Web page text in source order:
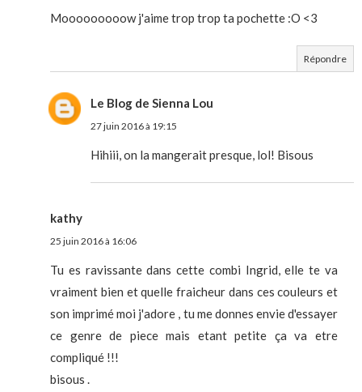
Mooooooooow j'aime trop trop ta pochette :O <3
Répondre
Le Blog de Sienna Lou
27 juin 2016 à 19:15
Hihiii, on la mangerait presque, lol! Bisous
kathy
25 juin 2016 à 16:06
Tu es ravissante dans cette combi Ingrid, elle te va
vraiment bien et quelle fraicheur dans ces couleurs et
son imprimé moi j'adore , tu me donnes envie d'essayer
ce genre de piece mais etant petite ça va etre
compliqué !!!
bisous .